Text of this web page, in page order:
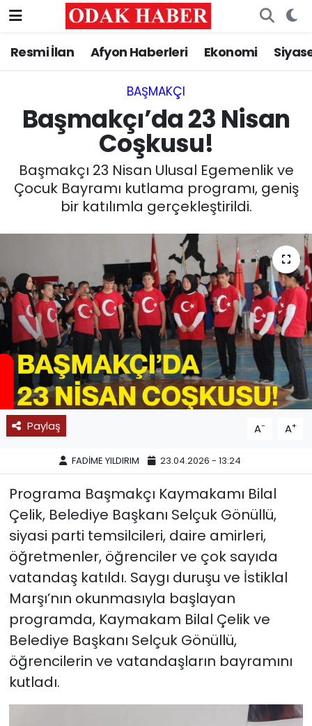
Resmi İlan Afyon Haberleri Ekonomi
BAŞMAKÇI
Başmakçı’da 23 Nisan
Coşkusu!
Başmakçı 23 Nisan Ulusal Egemenlik ve
Çocuk Bayramı kutlama programı, geniş
bir katılımla gerçekleştirildi.
Paylaş A- A+
FADİME YILDIRIM 23.04.2026 - 13:24
Programa Başmakçı Kaymakamı Bilal
Çelik, Belediye Başkanı Selçuk Gönüllü,
siyasi parti temsilcileri, daire amirleri,
öğretmenler, öğrenciler ve çok sayıda
vatandaş katıldı. Saygı duruşu ve İstiklal
Marşı’nın okunmasıyla başlayan
programda, Kaymakam Bilal Çelik ve
Belediye Başkanı Selçuk Gönüllü,
öğrencilerin ve vatandaşların bayramını
kutladı.
AFYONKARAHİSAR HABERLERİ
ASAYİŞ
SİYASET
EĞİTİM
SAĞLIK
SPOR
11:11 MANŞET
Afyonkarahisar Nöbetçi Eczaneler
Afyonkarahisar Hava Durumu
Afyonkarahisar Namaz Vakitleri
Afyonkarahisar Trafik Yoğunluk Haritası
Süper Lig Puan Durumu ve Fikstür
Tüm Manşetler
Son Dakika Haberleri
Haber Arşivi